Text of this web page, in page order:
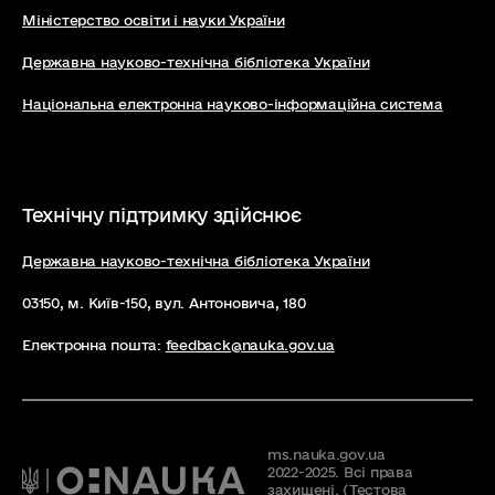
Міністерство освіти і науки України
Державна науково-технічна бібліотека України
Національна електронна науково-інформаційна система
Технічну підтримку здійснює
Державна науково-технічна бібліотека України
03150, м. Київ-150, вул. Антоновича, 180
Електронна пошта: feedback@nauka.gov.ua
ms.nauka.gov.ua
2022-2025. Всі права
захищені. (Тестова